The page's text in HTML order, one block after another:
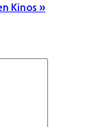
Kinos »